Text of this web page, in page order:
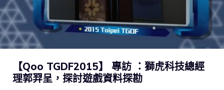
【Qoo TGDF2015】 專訪 ：獅虎科技總經
理郭羿呈，探討遊戲資料探勘